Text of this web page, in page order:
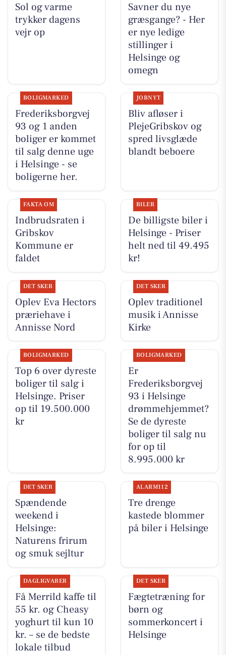
Sol og varme
trykker dagens
vejr op
Savner du nye
græsgange? - Her
er nye ledige
stillinger i
Helsinge og
omegn
BOLIGMARKED
Frederiksborgvej
93 og 1 anden
boliger er kommet
til salg denne uge
i Helsinge - se
boligerne her.
JOBNYT
Bliv afløser i
PlejeGribskov og
spred livsglæde
blandt beboere
FAKTA OM
Indbrudsraten i
Gribskov
Kommune er
faldet
BILER
De billigste biler i
Helsinge - Priser
helt ned til 49.495
kr!
DET SKER
Oplev Eva Hectors
præriehave i
Annisse Nord
DET SKER
Oplev traditionel
musik i Annisse
Kirke
BOLIGMARKED
Top 6 over dyreste
boliger til salg i
Helsinge. Priser
op til 19.500.000
kr
BOLIGMARKED
Er
Frederiksborgvej
93 i Helsinge
drømmehjemmet?
Se de dyreste
boliger til salg nu
for op til
8.995.000 kr
DET SKER
Spændende
weekend i
Helsinge:
Naturens frirum
og smuk sejltur
ALARM112
Tre drenge
kastede blommer
på biler i Helsinge
DAGLIGVARER
Få Merrild kaffe til
55 kr. og Cheasy
yoghurt til kun 10
kr. – se de bedste
lokale tilbud
DET SKER
Fægtetræning for
børn og
sommerkoncert i
Helsinge